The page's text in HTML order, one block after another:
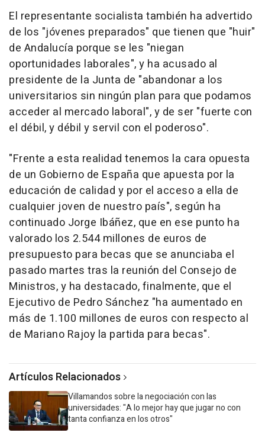
El representante socialista también ha advertido
de los "jóvenes preparados" que tienen que "huir"
de Andalucía porque se les "niegan
oportunidades laborales", y ha acusado al
presidente de la Junta de "abandonar a los
universitarios sin ningún plan para que podamos
acceder al mercado laboral", y de ser "fuerte con
el débil, y débil y servil con el poderoso".
"Frente a esta realidad tenemos la cara opuesta
de un Gobierno de España que apuesta por la
educación de calidad y por el acceso a ella de
cualquier joven de nuestro país", según ha
continuado Jorge Ibáñez, que en ese punto ha
valorado los 2.544 millones de euros de
presupuesto para becas que se anunciaba el
pasado martes tras la reunión del Consejo de
Ministros, y ha destacado, finalmente, que el
Ejecutivo de Pedro Sánchez "ha aumentado en
más de 1.100 millones de euros con respecto al
de Mariano Rajoy la partida para becas".
Artículos Relacionados
Villamandos sobre la negociación con las
universidades: "A lo mejor hay que jugar no con
tanta confianza en los otros"